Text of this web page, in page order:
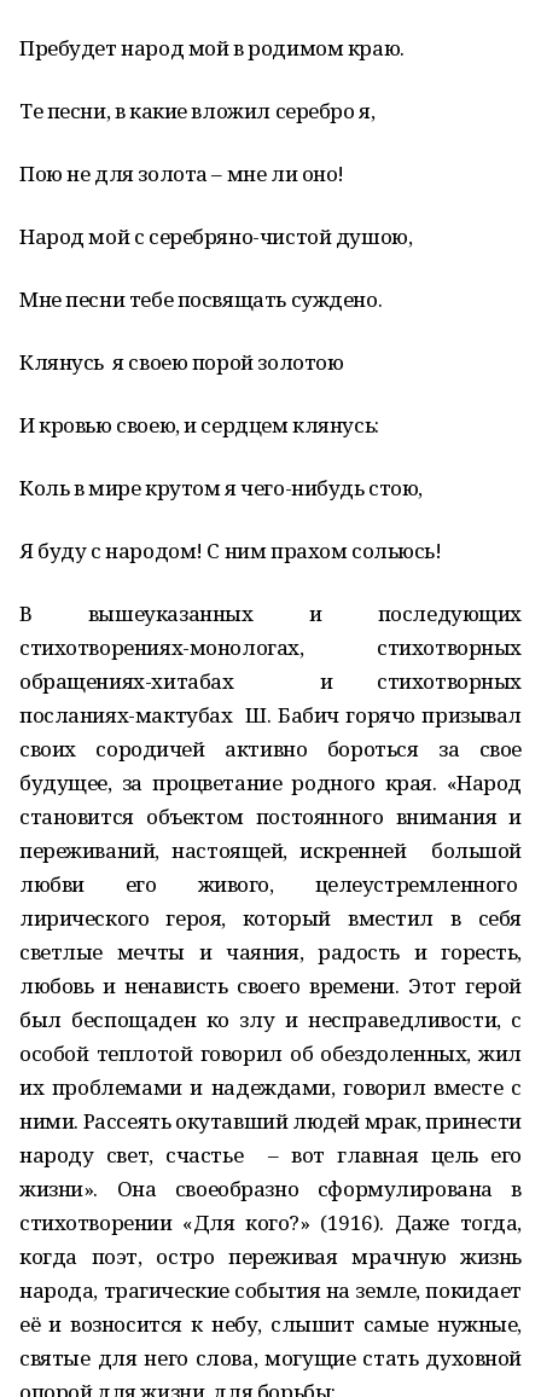
Пребудет народ мой в родимом краю.
Те песни, в какие вложил серебро я,
Пою не для золота – мне ли оно!
Народ мой с серебряно-чистой душою,
Мне песни тебе посвящать суждено.
Клянусь я своею порой золотою
И кровью своею, и сердцем клянусь:
Коль в мире крутом я чего-нибудь стою,
Я буду с народом! С ним прахом сольюсь!
В вышеуказанных и последующих
стихотворениях-монологах, стихотворных
обращениях-хитабах и стихотворных
посланиях-мактубах Ш. Бабич горячо призывал
своих сородичей активно бороться за свое
будущее, за процветание родного края. «Народ
становится объектом постоянного внимания и
переживаний, настоящей, искренней большой
любви его живого, целеустремленного
лирического героя, который вместил в себя
светлые мечты и чаяния, радость и горесть,
любовь и ненависть своего времени. Этот герой
был беспощаден ко злу и несправедливости, с
особой теплотой говорил об обездоленных, жил
их проблемами и надеждами, говорил вместе с
ними. Рассеять окутавший людей мрак, принести
народу свет, счастье – вот главная цель его
жизни». Она своеобразно сформулирована в
стихотворении «Для кого?» (1916). Даже тогда,
когда поэт, остро переживая мрачную жизнь
народа, трагические события на земле, покидает
её и возносится к небу, слышит самые нужные,
святые для него слова, могущие стать духовной